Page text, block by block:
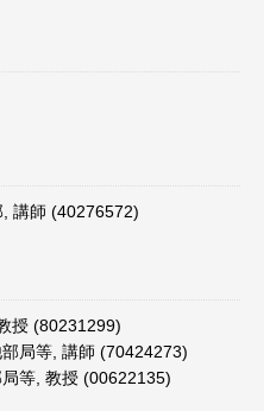
講師 (40276572)
授 (80231299)
局等, 講師 (70424273)
等, 教授 (00622135)